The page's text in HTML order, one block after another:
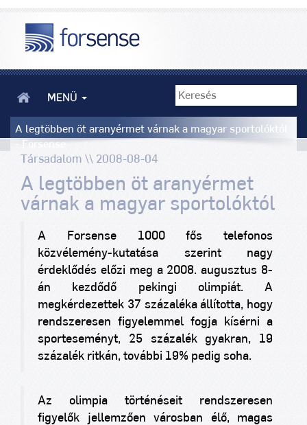
MENÜ
A legtöbben öt aranyérmet várnak a magyar sportolóktól
- Forsense
Társadalom \\ 2008-08-04
A legtöbben öt aranyérmet
várnak a magyar sportolóktól
A Forsense 1000 fős telefonos
közvélemény-kutatása szerint nagy
érdeklődés előzi meg a 2008. augusztus 8-
án kezdődő pekingi olimpiát. A
megkérdezettek 37 százaléka állította, hogy
rendszeresen figyelemmel fogja kísérni a
sporteseményt, 25 százalék gyakran, 19
százalék ritkán, további 19% pedig soha.
Az olimpia történéseit rendszeresen
figyelők jellemzően városban élő, magas